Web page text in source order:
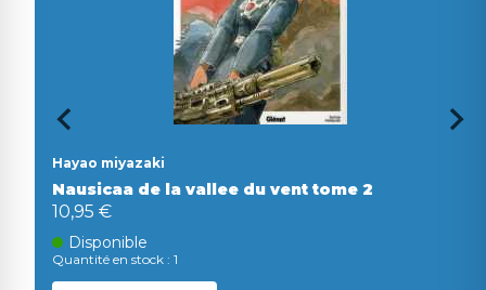
Hayao miyazaki
Nausicaa de la vallee du vent tome 2
10,95 €
Disponible
Quantité en stock : 1